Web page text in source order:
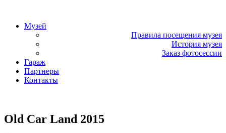
Музей
Правила посещения музея
История музея
Заказ фотосессии
Гараж
Партнеры
Контакты
Old Car Land 2015